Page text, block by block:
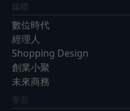
媒體
數位時代
經理人
Shopping Design
創業小聚
未來商務
學習